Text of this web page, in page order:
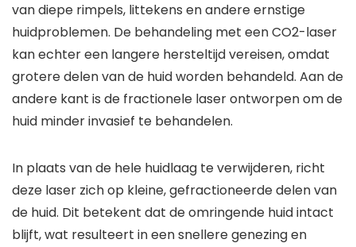
van diepe rimpels, littekens en andere ernstige
huidproblemen. De behandeling met een CO2-laser
kan echter een langere hersteltijd vereisen, omdat
grotere delen van de huid worden behandeld. Aan de
andere kant is de fractionele laser ontworpen om de
huid minder invasief te behandelen.
In plaats van de hele huidlaag te verwijderen, richt
deze laser zich op kleine, gefractioneerde delen van
de huid. Dit betekent dat de omringende huid intact
blijft, wat resulteert in een snellere genezing en